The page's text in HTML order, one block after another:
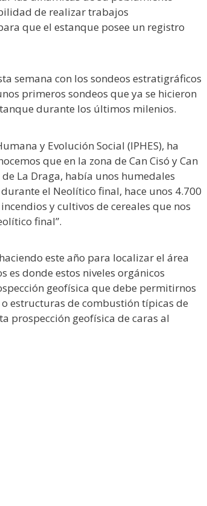
de realizar trabajos
que el estanque posee un registro
semana con los sondeos estratigráficos
primeros sondeos que ya se hicieron
durante los últimos milenios.
y Evolución Social (IPHES), ha
que en la zona de Can Cisó y Can
La Draga, había unos humedales
el Neolítico final, hace unos 4.700
y cultivos de cereales que nos
final”.
este año para localizar el área
es donde estos niveles orgánicos
geofísica que debe permitirnos
estructuras de combustión típicas de
prospección geofísica de caras al